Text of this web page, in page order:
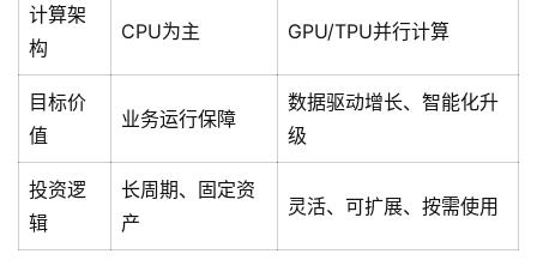
计算架
构
CPU为主 GPU/TPU并行计算
目标价
值
业务运行保障
数据驱动增长、智能化升
级
投资逻
辑
长周期、固定资
产
灵活、可扩展、按需使用